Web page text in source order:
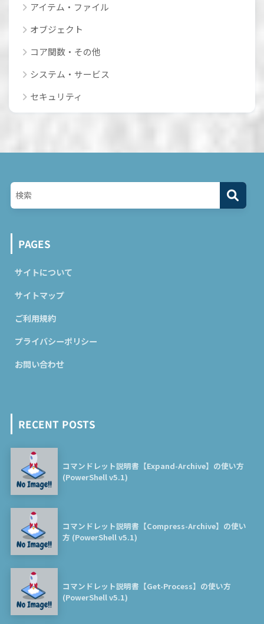
アイテム・ファイル
オブジェクト
コア関数・その他
システム・サービス
セキュリティ
PAGES
サイトについて
サイトマップ
ご利用規約
プライバシーポリシー
お問い合わせ
RECENT POSTS
コマンドレット説明書【Expand-Archive】の使い方
(PowerShell v5.1)
コマンドレット説明書【Compress-Archive】の使い
方 (PowerShell v5.1)
コマンドレット説明書【Get-Process】の使い方
(PowerShell v5.1)